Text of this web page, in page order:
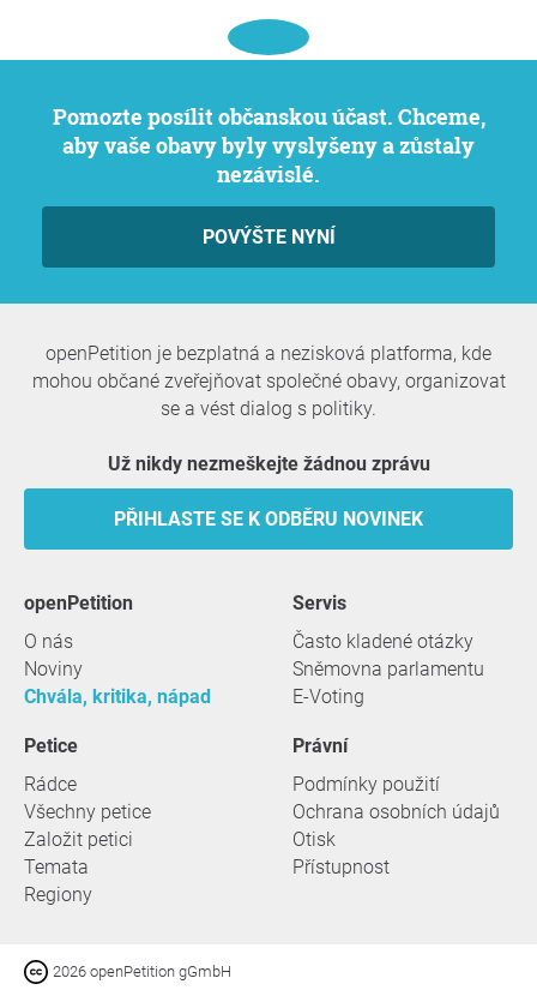
Pomozte posílit občanskou účast. Chceme,
aby vaše obavy byly vyslyšeny a zůstaly
nezávislé.
POVÝŠTE NYNÍ
openPetition je bezplatná a nezisková platforma, kde
mohou občané zveřejňovat společné obavy, organizovat
se a vést dialog s politiky.
Už nikdy nezmeškejte žádnou zprávu
PŘIHLASTE SE K ODBĚRU NOVINEK
openPetition
O nás
Noviny
Chvála, kritika, nápad
servis
Často kladené otázky
Sněmovna parlamentu
E-Voting
Petice
Rádce
Všechny petice
Založit petici
Temata
Regiony
Právní
Podmínky použití
Ochrana osobních údajů
Otisk
Přístupnost
2026 openPetition gGmbH